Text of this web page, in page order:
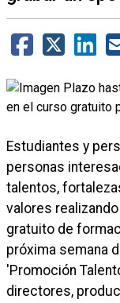
Estudiantes y
personas
talentos,
valores
gratuito de
próxima semana
'Promoción
directores,